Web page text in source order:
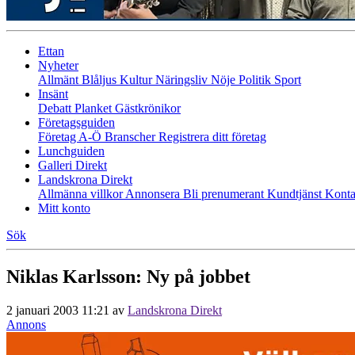
Ettan
Nyheter
Allmänt Blåljus KulturNäringsliv Nöje Politik Sport
Insänt
Debatt Planket Gästkrönikor
Företagsguiden
Företag A-Ö BranscherRegistrera ditt företag
Lunchguiden
Galleri Direkt
Landskrona Direkt
Allmänna villkorAnnonsera Bli prenumerant Kundtjänst
Mitt konto
Sök
Niklas Karlsson: Ny på jobbet
2 januari 2003 11:21 av Landskrona Direkt
Annons